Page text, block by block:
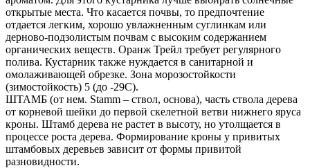
открытые места. Что касается почвы, то предпочтение
отдается легким, хорошо увлажненным суглинкам или
дерново-подзолистым почвам с высоким содержанием
органических веществ. Оранж Трейл требует регулярного
полива. Кустарник также нуждается в санитарной и
омолаживающей обрезке. Зона морозостойкости
(зимостойкость) 5 (до -29С).
ШТАМБ (от нем. Stamm – ствол, основа), часть ствола дерева
от корневой шейки до первой скелетной ветви нижнего яруса
кроны. Штамб дерева не растет в высоту, но утолщается в
процессе роста дерева. Формирование кроны у привитых
штамбовых деревьев зависит от формы привитой
разновидности.